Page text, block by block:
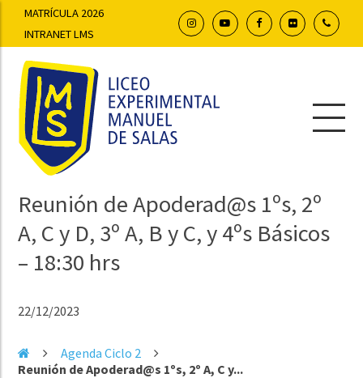
MATRÍCULA 2026
INTRANET LMS
Reunión de Apoderad@s 1ºs, 2º
A, C y D, 3º A, B y C, y 4ºs Básicos
– 18:30 hrs
22/12/2023
Agenda Ciclo 2
Reunión de Apoderad@s 1ºs, 2º A, C y...